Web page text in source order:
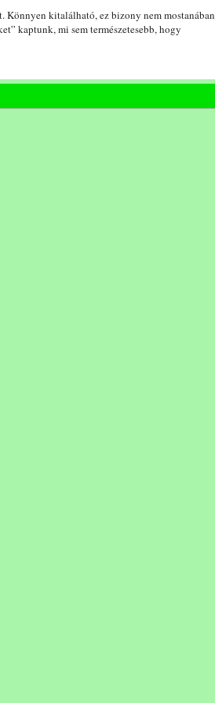
Könnyen kitalálható, ez bizony nem mostanában
kaptunk, mi sem természetesebb, hogy